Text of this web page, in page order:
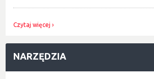
Czytaj więcej
NARZĘDZIA